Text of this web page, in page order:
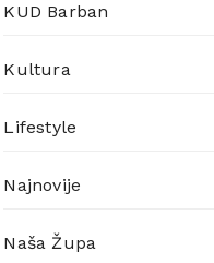
KUD Barban
Kultura
Lifestyle
Najnovije
Naša Župa